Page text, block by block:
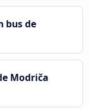
bus de
Modriča